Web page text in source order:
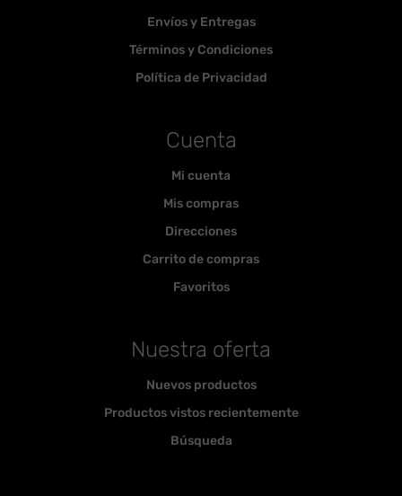
Envíos y Entregas
Términos y Condiciones
Política de Privacidad
Cuenta
Mi cuenta
Mis compras
Direcciones
Carrito de compras
Favoritos
Nuestra oferta
Nuevos productos
Productos vistos recientemente
Búsqueda